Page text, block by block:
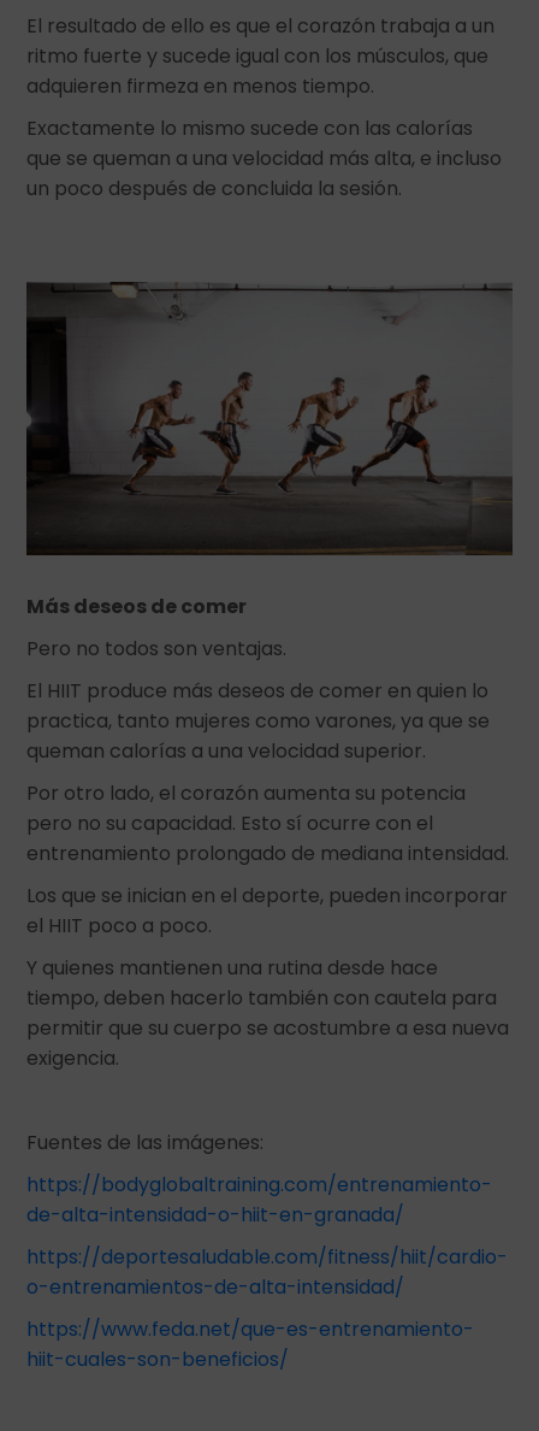
El resultado de ello es que el corazón trabaja a un
ritmo fuerte y sucede igual con los músculos, que
adquieren firmeza en menos tiempo.
Exactamente lo mismo sucede con las calorías
que se queman a una velocidad más alta, e incluso
un poco después de concluida la sesión.
Más deseos de comer
Pero no todos son ventajas.
El HIIT produce más deseos de comer en quien lo
practica, tanto mujeres como varones, ya que se
queman calorías a una velocidad superior.
Por otro lado, el corazón aumenta su potencia
pero no su capacidad. Esto sí ocurre con el
entrenamiento prolongado de mediana intensidad.
Los que se inician en el deporte, pueden incorporar
el HIIT poco a poco.
Y quienes mantienen una rutina desde hace
tiempo, deben hacerlo también con cautela para
permitir que su cuerpo se acostumbre a esa nueva
exigencia.
Fuentes de las imágenes:
https://bodyglobaltraining.com/entrenamiento-
de-alta-intensidad-o-hiit-en-granada/
https://deportesaludable.com/fitness/hiit/cardio-
o-entrenamientos-de-alta-intensidad/
https://www.feda.net/que-es-entrenamiento-
hiit-cuales-son-beneficios/